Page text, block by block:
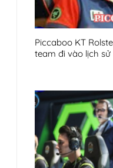
Piccaboo KT
team đi vào lịch sử